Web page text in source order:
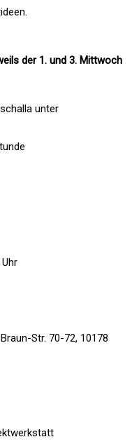
der 1. und 3. Mittwoch
unter
Str. 70-72, 10178